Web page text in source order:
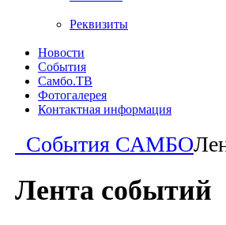
Реквизиты
Новости
События
Самбо.ТВ
Фотогалерея
Контактная информация
События САМБО
Лента событий